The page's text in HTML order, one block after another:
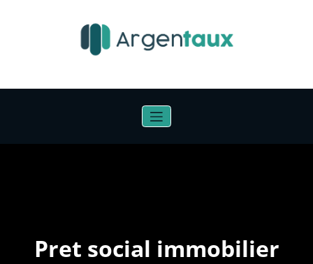
Pret social immobilier